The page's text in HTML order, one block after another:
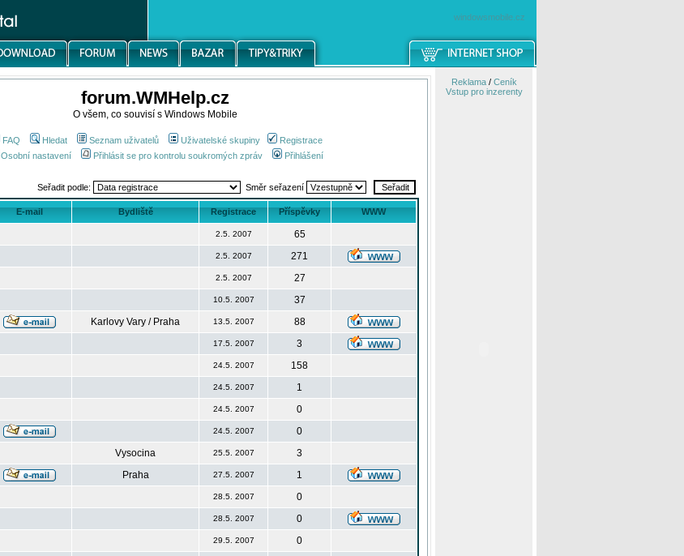
windowsmobile.cz
forum.WMHelp.cz
O všem, co souvisí s Windows Mobile
FAQ Hledat Seznam uživatelů Uživatelské skupiny
Registrace
Osobní nastavení
Přihlásit se pro kontrolu soukromých zpráv Přihlášení
Seřadit podle: Směr seřazení
E-mail Bydliště Registrace Příspěvky WWW
2.5. 2007
65
2.5. 2007
271
2.5. 2007
27
10.5. 2007
37
Karlovy Vary / Praha 13.5. 2007
88
17.5. 2007
3
24.5. 2007
158
24.5. 2007
1
24.5. 2007
0
24.5. 2007
0
Vysocina 25.5. 2007
3
Praha 27.5. 2007
1
28.5. 2007
0
28.5. 2007
0
29.5. 2007
0
Reklama/ Ceník
Vstup pro inzerenty